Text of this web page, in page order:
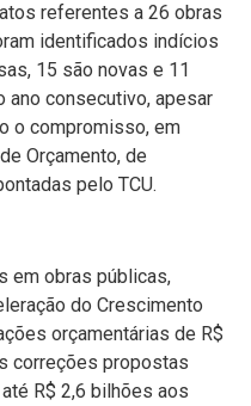
referentes a 26 obras
identificados indícios
15 são novas e 11
ano consecutivo, apesar
o compromisso, em
Orçamento, de
pelo TCU.
em obras públicas,
do Crescimento
orçamentárias de R$
correções propostas
R$ 2,6 bilhões aos